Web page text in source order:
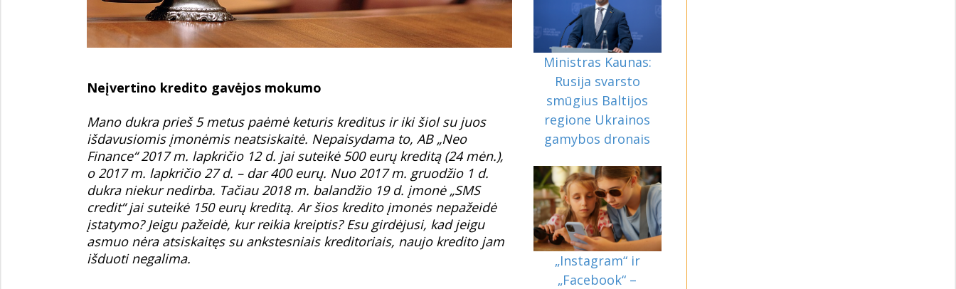
Neįvertino kredito gavėjos mokumo
Mano dukra prieš 5 metus paėmė keturis kreditus ir iki šiol su juos
išdavusiomis įmonėmis neatsiskaitė. Nepaisydama to, AB „Neo
Finance“ 2017 m. lapkričio 12 d. jai suteikė 500 eurų kreditą (24 mėn.),
o 2017 m. lapkričio 27 d. – dar 400 eurų. Nuo 2017 m. gruodžio 1 d.
dukra niekur nedirba. Tačiau 2018 m. balandžio 19 d. įmonė „SMS
credit“ jai suteikė 150 eurų kreditą. Ar šios kredito įmonės nepažeidė
įstatymo? Jeigu pažeidė, kur reikia kreiptis? Esu girdėjusi, kad jeigu
asmuo nėra atsiskaitęs su ankstesniais kreditoriais, naujo kredito jam
išduoti negalima.
Ministras Kaunas:
Rusija svarsto
smūgius Baltijos
regione Ukrainos
gamybos dronais
„Instagram“ ir
„Facebook“ –